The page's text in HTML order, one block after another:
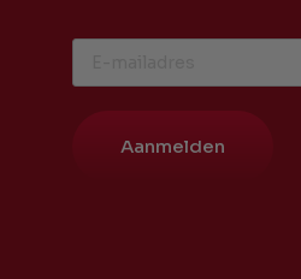
Aanmelden